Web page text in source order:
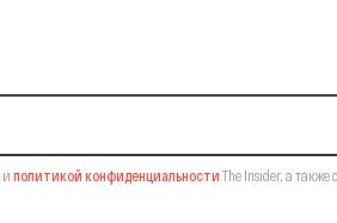
и политикой конфиденциальности The Insider, а также